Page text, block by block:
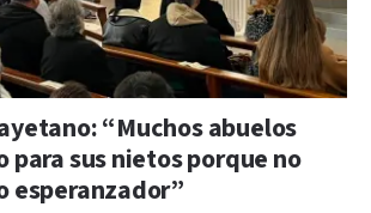
“Muchos abuelos
para sus nietos porque no
esperanzador”